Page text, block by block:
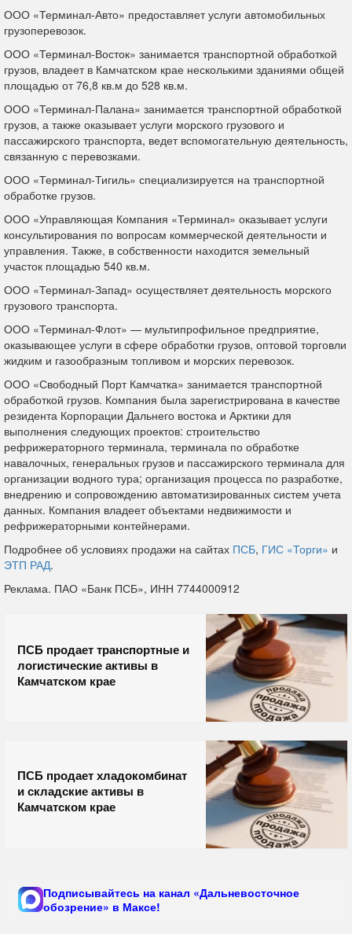
ООО «Терминал-Авто» предоставляет услуги автомобильных
грузоперевозок.
ООО «Терминал-Восток» занимается транспортной обработкой
грузов, владеет в Камчатском крае несколькими зданиями общей
площадью от 76,8 кв.м до 528 кв.м.
ООО «Терминал-Палана» занимается транспортной обработкой
грузов, а также оказывает услуги морского грузового и
пассажирского транспорта, ведет вспомогательную деятельность,
связанную с перевозками.
ООО «Терминал-Тигиль» специализируется на транспортной
обработке грузов.
ООО «Управляющая Компания «Терминал» оказывает услуги
консультирования по вопросам коммерческой деятельности и
управления. Также, в собственности находится земельный
участок площадью 540 кв.м.
ООО «Терминал-Запад» осуществляет деятельность морского
грузового транспорта.
ООО «Терминал-Флот» — мультипрофильное предприятие,
оказывающее услуги в сфере обработки грузов, оптовой торговли
жидким и газообразным топливом и морских перевозок.
ООО «Свободный Порт Камчатка» занимается транспортной
обработкой грузов. Компания была зарегистрирована в качестве
резидента Корпорации Дальнего востока и Арктики для
выполнения следующих проектов: строительство
рефрижераторного терминала, терминала по обработке
навалочных, генеральных грузов и пассажирского терминала для
организации водного тура; организация процесса по разработке,
внедрению и сопровождению автоматизированных систем учета
данных. Компания владеет объектами недвижимости и
рефрижераторными контейнерами.
Подробнее об условиях продажи на сайтах ПСБ, ГИС «Торги» и
ЭТП РАД.
Реклама. ПАО «Банк ПСБ», ИНН 7744000912
ПСБ продает транспортные и
логистические активы в
Камчатском крае
ПСБ продает хладокомбинат
и складские активы в
Камчатском крае
Подписывайтесь на канал «Дальневосточное
обозрение» в Максе!